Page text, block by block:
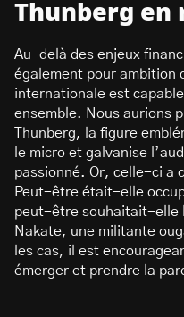
Thunberg en
Au-delà des enjeux
également pour ambition
internationale est
ensemble. Nous aurions
Thunberg, la figure
le micro et galvanise
passionné. Or, celle-ci a
Peut-être était-elle
peut-être souhaitait-elle
Nakate, une militante
les cas, il est
émerger et prendre la